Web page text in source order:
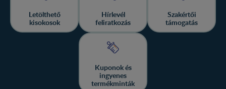
Letölthető
kisokosok
Hírlevél
feliratkozás
Szakértői
támogatás
Kuponok és
ingyenes
termékminták